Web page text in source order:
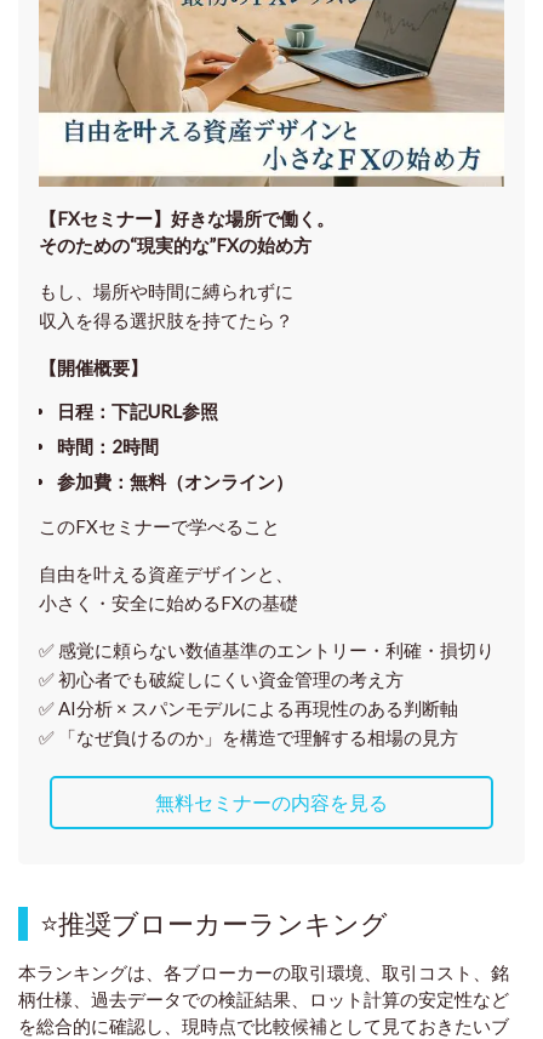
【FXセミナー】 好きな場所で働く。
そのための“現実的な”FXの始め方
もし、場所や時間に縛られずに
収入を得る選択肢を持てたら？
【開催概要】
日程：下記URL参照
時間： 2時間
参加費： 無料（オンライン）
このFXセミナーで学べること
自由を叶える資産デザインと、
小さく・安全に始めるFXの基礎
✅ 感覚に頼らない数値基準のエントリー・利確・損切り
✅ 初心者でも破綻しにくい資金管理の考え方
✅ AI分析 × スパンモデルによる再現性のある判断軸
✅ 「なぜ負けるのか」を構造で理解する相場の見方
無料セミナーの内容を見る
⭐推奨ブローカーランキング
本ランキングは、各ブローカーの取引環境、取引コスト、銘
柄仕様、過去データでの検証結果、ロット計算の安定性など
を総合的に確認し、現時点で比較候補として見ておきたいブ